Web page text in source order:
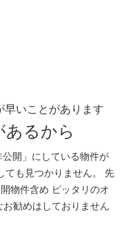
早いことがあります
あるから
開」にしている物件が
ても見つかりません。 先
物件含め ピッタリのオ
勧めはしておりません